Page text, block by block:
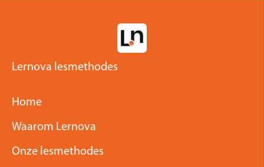
Lernova lesmethodes
Home
Waarom Lernova
Onze lesmethodes